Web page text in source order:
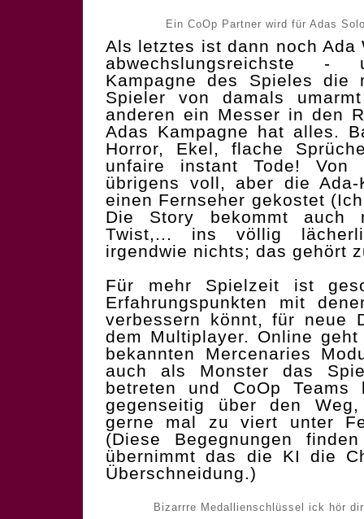
Ein CoOp Partner wird für Adas
Als letztes ist dann noch Ada
abwechslungsreichste
Kampagne des Spieles
Spieler von damals
anderen ein Messer in den
Adas Kampagne hat alles.
Horror, Ekel, flache
unfaire instant Tode!
übrigens voll, aber die
einen Fernseher gekostet
Die Story bekommt auch
Twist,... ins völlig
irgendwie nichts; das gehört
Für mehr Spielzeit ist
Erfahrungspunkten mit
verbessern könnt, für neue
dem Multiplayer. Online
bekannten Mercenaries
auch als Monster das
betreten und CoOp
gegenseitig über den
gerne mal zu viert unter
(Diese Begegnungen
übernimmt das die KI die
Überschneidung.)
Bizarrre Medallienschlüssel ick hör